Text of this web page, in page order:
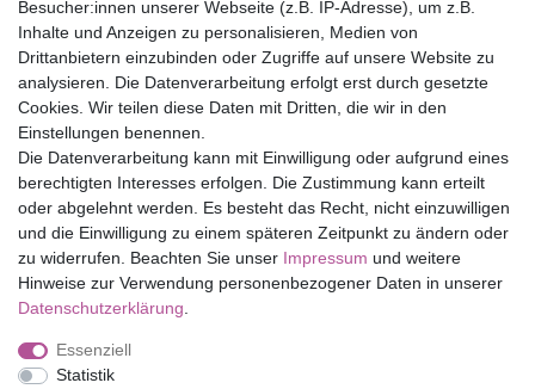
Top Marken
Eduplay
Folia Bringmann
Shop
Mein Konto
Service
Versandkosten
Impressum
Besucher:innen unserer Webseite (z.B. IP-Adresse), um z.B.
Inhalte und Anzeigen zu personalisieren, Medien von
Drittanbietern einzubinden oder Zugriffe auf unsere Website zu
analysieren. Die Datenverarbeitung erfolgt erst durch gesetzte
Cookies. Wir teilen diese Daten mit Dritten, die wir in den
Einstellungen benennen.
Die Datenverarbeitung kann mit Einwilligung oder aufgrund eines
berechtigten Interesses erfolgen. Die Zustimmung kann erteilt
oder abgelehnt werden. Es besteht das Recht, nicht einzuwilligen
und die Einwilligung zu einem späteren Zeitpunkt zu ändern oder
zu widerrufen. Beachten Sie unser Impressum und weitere
Hinweise zur Verwendung personenbezogener Daten in unserer
Daten­schutz­erklärung
Essenziell
Statistik